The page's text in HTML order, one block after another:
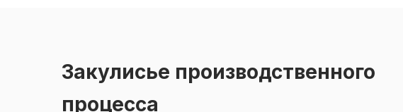
Закулисье производственного
процесса